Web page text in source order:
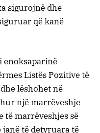
sigurojnë dhe
që kanë
enoksaparinë
Listës Pozitive të
lëshohet në
një marrëveshje
të marrëveshjes së
të detyruara të